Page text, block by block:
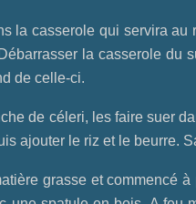
la casserole qui servira au
la casserole du
de celle-ci.
de céleri, les faire suer
ajouter le riz et le beurre.
grasse et commencé